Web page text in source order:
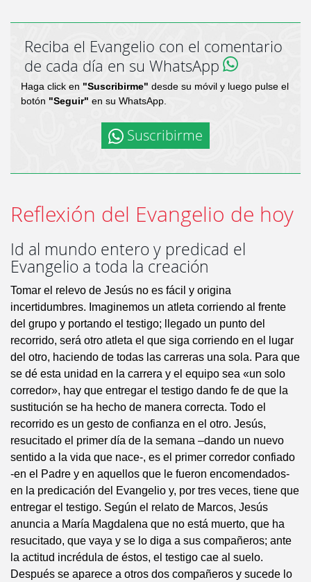
Reciba el Evangelio con el comentario
de cada día en su WhatsApp
Haga click en "Suscribirme" desde su móvil y luego pulse el
botón "Seguir" en su WhatsApp.
Suscribirme
Reflexión del Evangelio de hoy
Id al mundo entero y predicad el
Evangelio a toda la creación
Tomar el relevo de Jesús no es fácil y origina
incertidumbres. Imaginemos un atleta corriendo al frente
del grupo y portando el testigo; llegado un punto del
recorrido, será otro atleta el que siga corriendo en el lugar
del otro, haciendo de todas las carreras una sola. Para que
se dé esta unidad en la carrera y el equipo sea «un solo
corredor», hay que entregar el testigo dando fe de que la
sustitución se ha hecho de manera correcta. Todo el
recorrido es un gesto de confianza en el otro. Jesús,
resucitado el primer día de la semana –dando un nuevo
sentido a la vida que nace-, es el primer corredor confiado
-en el Padre y en aquellos que le fueron encomendados-
en la predicación del Evangelio y, por tres veces, tiene que
entregar el testigo. Según el relato de Marcos, Jesús
anuncia a María Magdalena que no está muerto, que ha
resucitado, que vaya y se lo diga a sus compañeros; ante
la actitud incrédula de éstos, el testigo cae al suelo.
Después se aparece a otros dos compañeros y sucede lo